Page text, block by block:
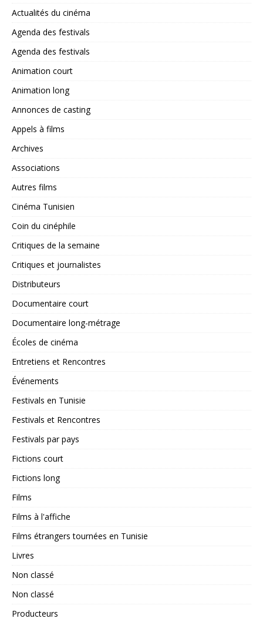
Actualités du cinéma
Agenda des festivals
Agenda des festivals
Animation court
Animation long
Annonces de casting
Appels à films
Archives
Associations
Autres films
Cinéma Tunisien
Coin du cinéphile
Critiques de la semaine
Critiques et journalistes
Distributeurs
Documentaire court
Documentaire long-métrage
Écoles de cinéma
Entretiens et Rencontres
Événements
Festivals en Tunisie
Festivals et Rencontres
Festivals par pays
Fictions court
Fictions long
Films
Films à l'affiche
Films étrangers tournées en Tunisie
Livres
Non classé
Non classé
Producteurs